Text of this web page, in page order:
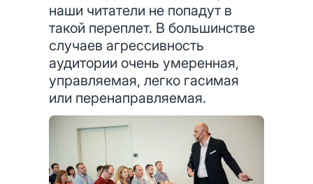
наши читатели не попадут в
такой переплет. В большинстве
случаев агрессивность
аудитории очень умеренная,
управляемая, легко гасимая
или перенаправляемая.